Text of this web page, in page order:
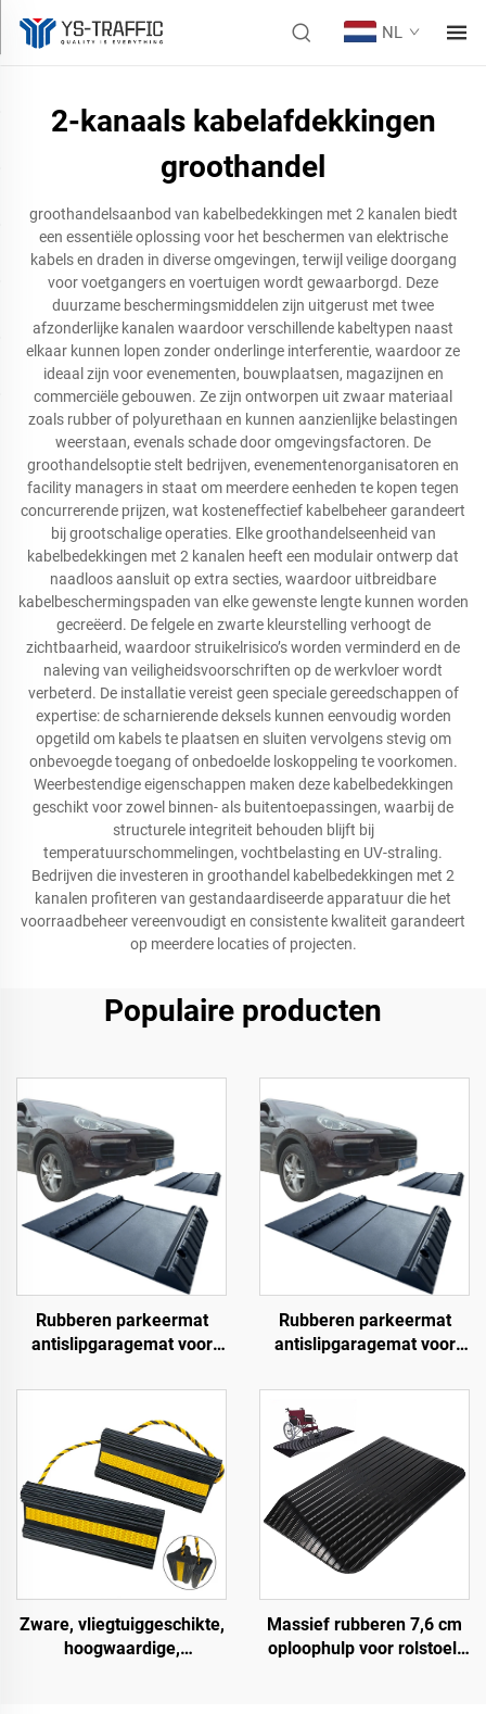
NL
2-kanaals kabelafdekkingen
groothandel
groothandelsaanbod van kabelbedekkingen met 2 kanalen biedt
een essentiële oplossing voor het beschermen van elektrische
kabels en draden in diverse omgevingen, terwijl veilige doorgang
voor voetgangers en voertuigen wordt gewaarborgd. Deze
duurzame beschermingsmiddelen zijn uitgerust met twee
afzonderlijke kanalen waardoor verschillende kabeltypen naast
elkaar kunnen lopen zonder onderlinge interferentie, waardoor ze
ideaal zijn voor evenementen, bouwplaatsen, magazijnen en
commerciële gebouwen. Ze zijn ontworpen uit zwaar materiaal
zoals rubber of polyurethaan en kunnen aanzienlijke belastingen
weerstaan, evenals schade door omgevingsfactoren. De
groothandelsoptie stelt bedrijven, evenementenorganisatoren en
facility managers in staat om meerdere eenheden te kopen tegen
concurrerende prijzen, wat kosteneffectief kabelbeheer garandeert
bij grootschalige operaties. Elke groothandelseenheid van
kabelbedekkingen met 2 kanalen heeft een modulair ontwerp dat
naadloos aansluit op extra secties, waardoor uitbreidbare
kabelbeschermingspaden van elke gewenste lengte kunnen worden
gecreëerd. De felgele en zwarte kleurstelling verhoogt de
zichtbaarheid, waardoor struikelrisico’s worden verminderd en de
naleving van veiligheidsvoorschriften op de werkvloer wordt
verbeterd. De installatie vereist geen speciale gereedschappen of
expertise: de scharnierende deksels kunnen eenvoudig worden
opgetild om kabels te plaatsen en sluiten vervolgens stevig om
onbevoegde toegang of onbedoelde loskoppeling te voorkomen.
Weerbestendige eigenschappen maken deze kabelbedekkingen
geschikt voor zowel binnen- als buitentoepassingen, waarbij de
structurele integriteit behouden blijft bij
temperatuurschommelingen, vochtbelasting en UV-straling.
Bedrijven die investeren in groothandel kabelbedekkingen met 2
kanalen profiteren van gestandaardiseerde apparatuur die het
voorraadbeheer vereenvoudigt en consistente kwaliteit garandeert
op meerdere locaties of projecten.
Populaire producten
Rubberen parkeermat
antislipgaragemat voor
SUV/vrachtwagens/sportwagens
Rubberen parkeermat
antislipgaragemat voor
SUV/vrachtwagens/
Zware, vliegtuiggeschikte,
hoogwaardige,
Massief rubberen 7,6 cm
oploophulp voor rolstoel,